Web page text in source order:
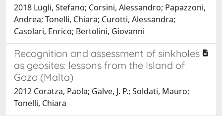
2018 Lugli, Stefano; Corsini, Alessandro; Papazzoni,
Andrea; Tonelli, Chiara; Curotti, Alessandra;
Casolari, Enrico; Bertolini, Giovanni
Recognition and assessment of sinkholes
as geosites: lessons from the Island of
Gozo (Malta)
2012 Coratza, Paola; Galve, J. P.; Soldati, Mauro;
Tonelli, Chiara